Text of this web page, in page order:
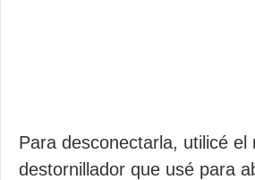
Para desconectarla, utilicé el
destornillador que usé para